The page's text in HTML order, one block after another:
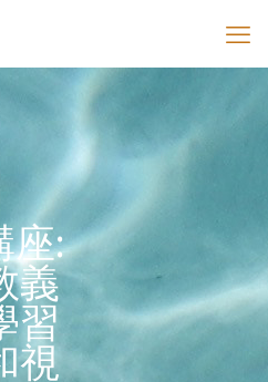
座:
義
習
視